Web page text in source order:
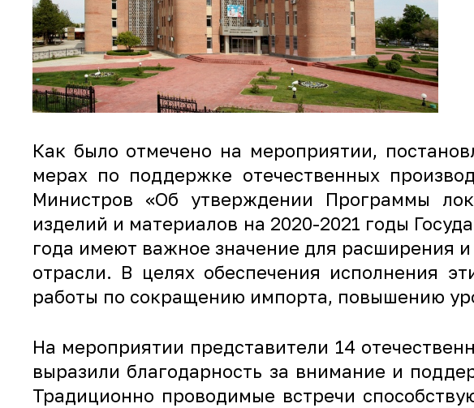
Как было отмечено на мероприятии,
мерах по поддержке отечественных
Министров «Об утверждении Программы
изделий и материалов на 2020-2021 годы
года имеют важное значение для расширения
отрасли. В целях обеспечения исполнения
работы по сокращению импорта, повышению
На мероприятии представители 14
выразили благодарность за внимание и
Традиционно проводимые встречи